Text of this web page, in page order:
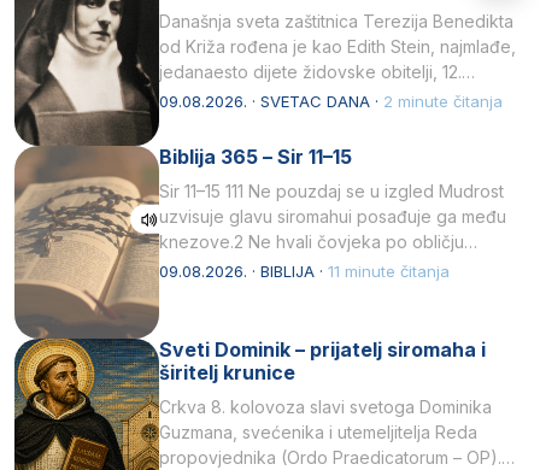
Današnja sveta zaštitnica Terezija Benedikta
od Križa rođena je kao Edith Stein, najmlađe,
jedanaesto dijete židovske obitelji, 12.
listopada 1891, u Wrocławu…
09.08.2026. · SVETAC DANA · 2 minute čitanja
Biblija 365 – Sir 11–15
Sir 11–15 111 Ne pouzdaj se u izgled Mudrost
uzvisuje glavu siromahui posađuje ga među
knezove.2 Ne hvali čovjeka po obličju
njegovui…
09.08.2026. · BIBLIJA · 11 minute čitanja
Sveti Dominik – prijatelj siromaha i
širitelj krunice
Crkva 8. kolovoza slavi svetoga Dominika
Guzmana, svećenika i utemeljitelja Reda
propovjednika (Ordo Praedicatorum – OP).